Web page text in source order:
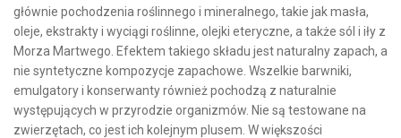
głównie pochodzenia roślinnego i mineralnego, takie jak masła,
oleje, ekstrakty i wyciągi roślinne, olejki eteryczne, a także sól i iły z
Morza Martwego. Efektem takiego składu jest naturalny zapach, a
nie syntetyczne kompozycje zapachowe. Wszelkie barwniki,
emulgatory i konserwanty również pochodzą z naturalnie
występujących w przyrodzie organizmów. Nie są testowane na
zwierzętach, co jest ich kolejnym plusem. W większości